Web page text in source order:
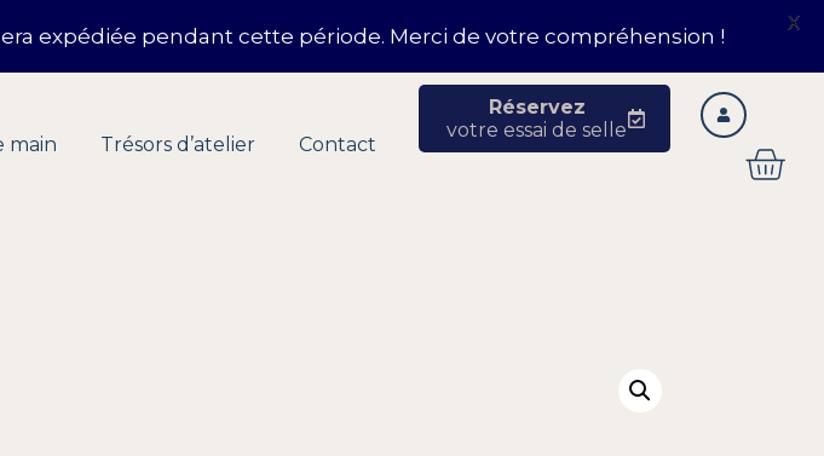
main Trésors d’atelier Contact
Réservez
votre essai de selle
expédiée pendant cette période. Merci de votre compréhension !
X